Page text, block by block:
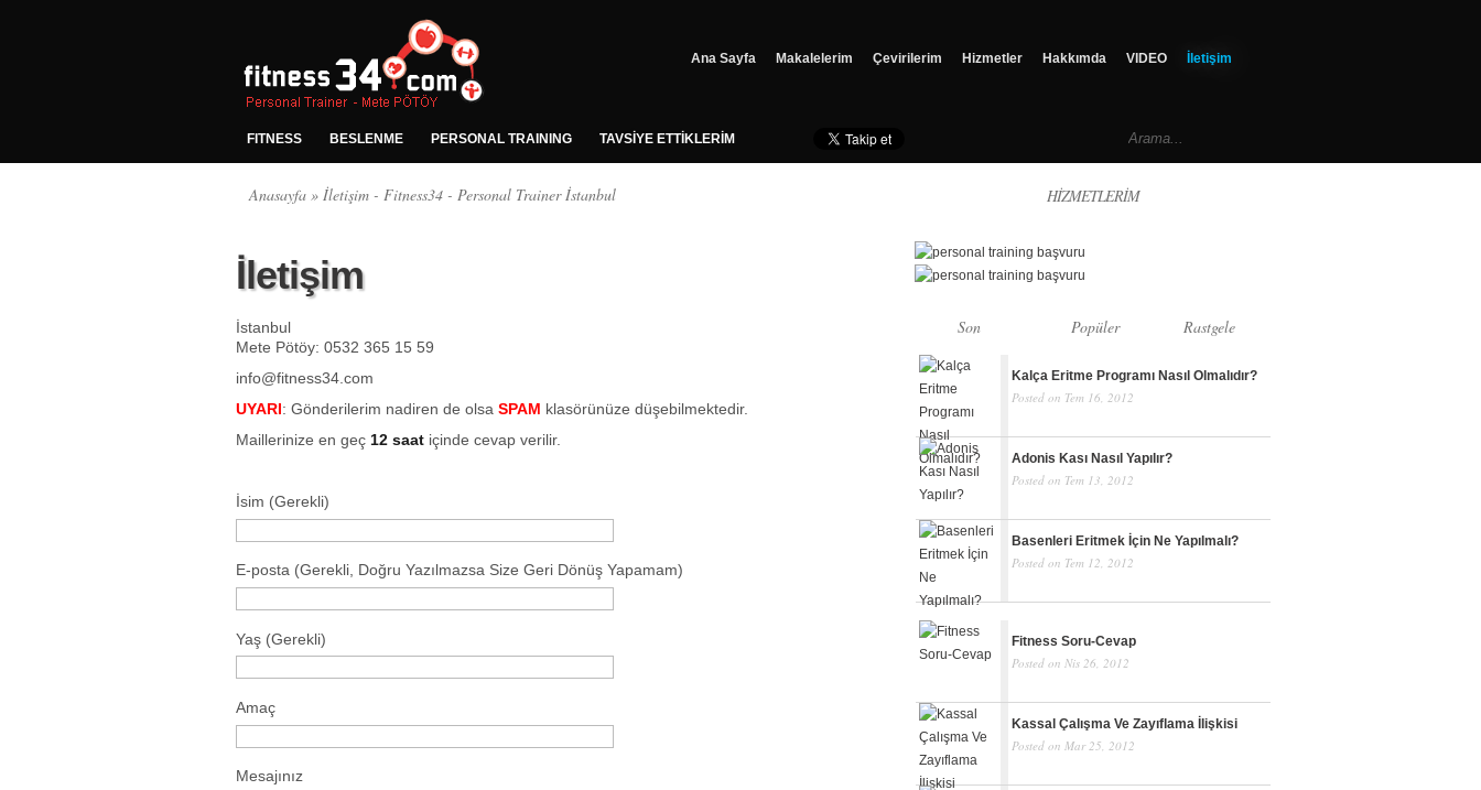
Ana Sayfa Makalelerim Çevirilerim Hizmetler Hakkımda VIDEO İletişim
FITNESS BESLENME PERSONAL TRAINING TAVSİYE ETTİKLERİM
Anasayfa » İletişim - Fitness34 - Personal Trainer İstanbul
İletişim
İstanbul
Mete Pötöy: 0532 365 15 59
info@fitness34.com
UYARI: Gönderilerim nadiren de olsa SPAM klasörünüze düşebilmektedir.
Maillerinize en geç 12 saat içinde cevap verilir.
İsim (Gerekli)
E-posta (Gerekli, Doğru Yazılmazsa Size Geri Dönüş Yapamam)
Yaş (Gerekli)
Amaç
Mesajınız
HİZMETLERİM
Son Popüler Rastgele
Kalça Eritme Programı Nasıl Olmalıdır?
Posted on Tem 16, 2012
Adonis Kası Nasıl Yapılır?
Posted on Tem 13, 2012
Basenleri Eritmek İçin Ne Yapılmalı?
Posted on Tem 12, 2012
Fitness Soru-Cevap
Posted on Nis 26, 2012
Kassal Çalışma Ve Zayıflama İlişkisi
Posted on Mar 25, 2012